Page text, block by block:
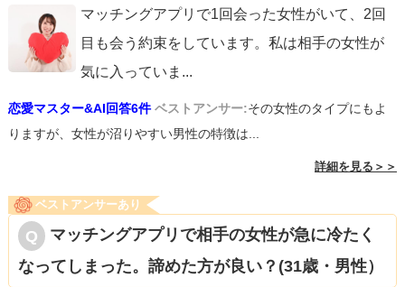
マッチングアプリで1回会った女性がいて、2回
目も会う約束をしています。私は相手の女性が
気に入っていま ...
恋愛マスター&AI回答6件 ベストアンサー:その女性のタイプにもよ
りますが、女性が沼りやすい男性の特徴は...
詳細を見る＞＞
ベストアンサーあり
マッチングアプリで相手の女性が急に冷たく
なってしまった。諦めた方が良い？(31歳・男性）